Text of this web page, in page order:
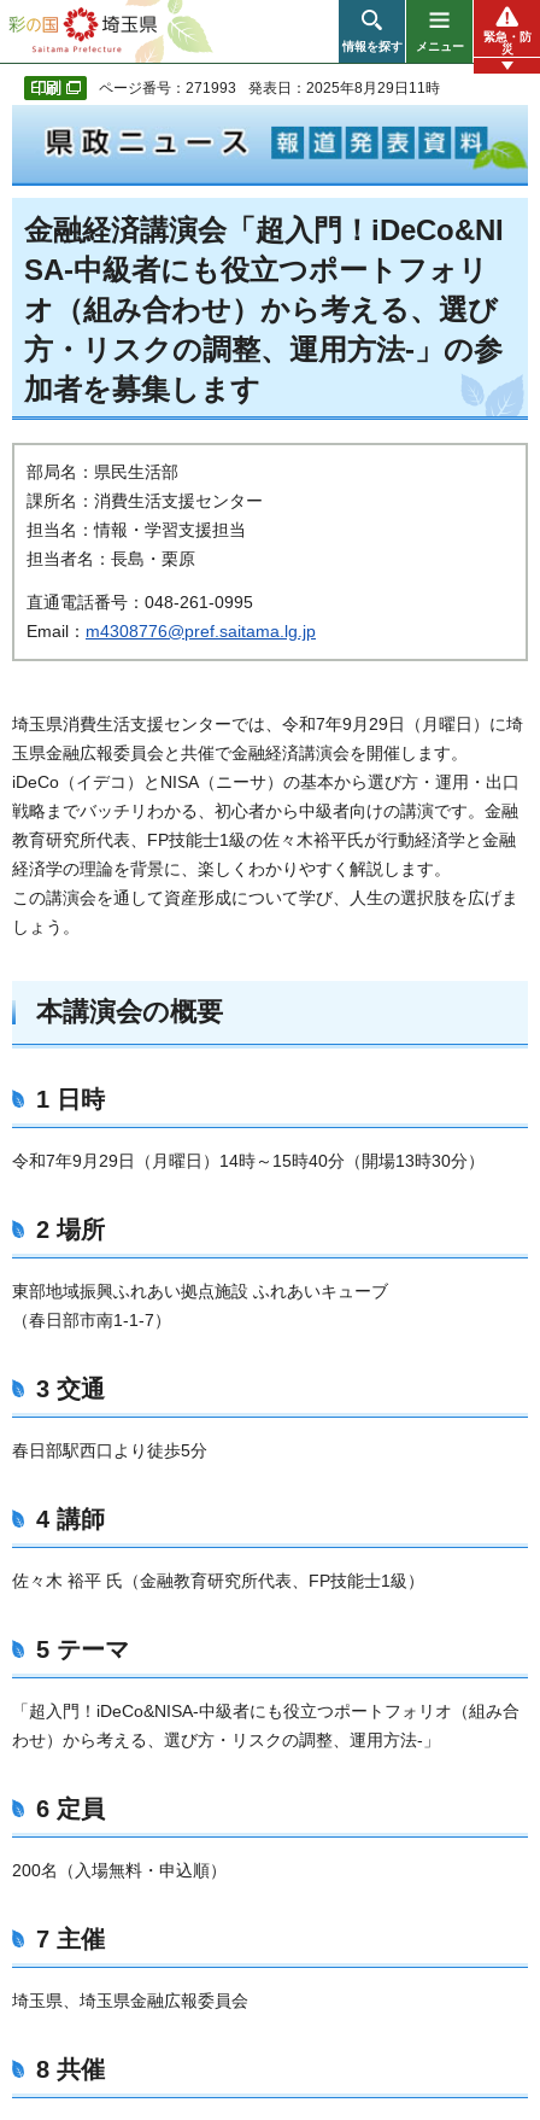
彩の国 埼玉県
情報を探す メニュー
緊急・防
災
ページ番号：271993 発表日：2025年8月29日11時
金融経済講演会「超入門！iDeCo&NI
SA-中級者にも役立つポートフォリ
オ（組み合わせ）から考える、選び
方・リスクの調整、運用方法-」の参
加者を募集します
部局名：県民生活部
課所名：消費生活支援センター
担当名：情報・学習支援担当
担当者名：長島・栗原
直通電話番号：048-261-0995
Email： m4308776@pref.saitama.lg.jp
埼玉県消費生活支援センターでは、令和7年9月29日（月曜日）に埼
玉県金融広報委員会と共催で金融経済講演会を開催します。
iDeCo（イデコ）とNISA（ニーサ）の基本から選び方・運用・出口
戦略までバッチリわかる、初心者から中級者向けの講演です。金融
教育研究所代表、FP技能士1級の佐々木裕平氏が行動経済学と金融
経済学の理論を背景に、楽しくわかりやすく解説します。
この講演会を通して資産形成について学び、人生の選択肢を広げま
しょう。
本講演会の概要
1 日時
令和7年9月29日（月曜日）14時～15時40分（開場13時30分）
2 場所
東部地域振興ふれあい拠点施設 ふれあいキューブ
（春日部市南1-1-7）
3 交通
春日部駅西口より徒歩5分
4 講師
佐々木 裕平 氏（金融教育研究所代表、FP技能士1級）
5 テーマ
「超入門！iDeCo&NISA-中級者にも役立つポートフォリオ（組み合
わせ）から考える、選び方・リスクの調整、運用方法-」
6 定員
200名（入場無料・申込順）
7 主催
埼玉県、埼玉県金融広報委員会
8 共催